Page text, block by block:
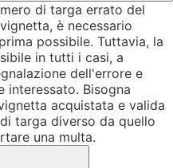
di targa errato del
è necessario
possibile. Tuttavia, la
in tutti i casi, a
dell'errore e
interessato. Bisogna
acquistata e valida
targa diverso da quello
una multa.